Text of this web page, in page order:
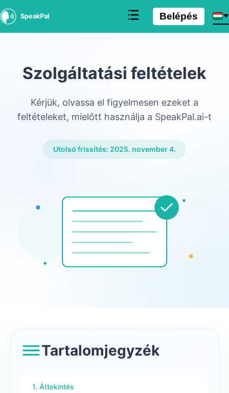
SpeakPal Belépés
Szolgáltatási feltételek
Kérjük, olvassa el figyelmesen ezeket a
feltételeket, mielőtt használja a SpeakPal.ai-t
Utolsó frissítés: 2025. november 4.
Tartalomjegyzék
1. Áttekintés